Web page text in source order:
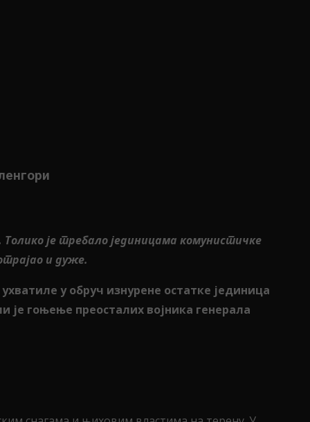
је требало јединицама комунистичке
и дуже.
у обруч изнурене остатке јединица
је гоњење преосталих војника генерала